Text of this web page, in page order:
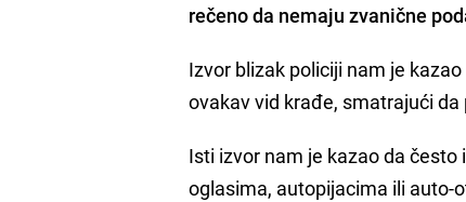
rečeno da nemaju zvanične
Izvor blizak policiji nam je
ovakav vid krađe, smatrajući
Isti izvor nam je kazao da
oglasima, autopijacima ili auto-